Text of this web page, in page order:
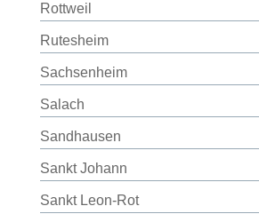
Rottweil
Rutesheim
Sachsenheim
Salach
Sandhausen
Sankt Johann
Sankt Leon-Rot